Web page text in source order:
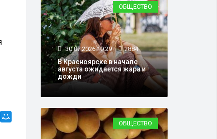
ОБЩЕСТВО
30.07.2026 10:29 2884
В Красноярске в начале
августа ожидается жара и
дожди
ОБЩЕСТВО